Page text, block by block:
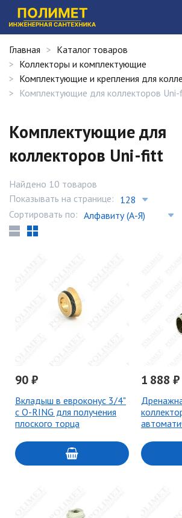
Главная
Каталог товаров
Коллекторы и комплектующие
Комплектующие и крепления для
Комплектующие для коллекторов
Комплектующие для
коллекторов Uni-fitt
Найдено 10 товаров
Показывать на странице:
Сортировать по:
90 ₽
Вкладыш в евроконус 3/4"
с O-RING для получения
плоского торца
1 888 ₽